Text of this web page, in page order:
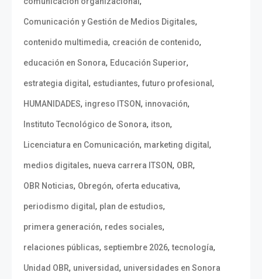
Comunicación y Gestión de Medios Digitales,
contenido multimedia, creación de contenido,
educación en Sonora, Educación Superior,
estrategia digital , estudiantes, futuro profesional ,
HUMANIDADES, ingreso ITSON, innovación,
Instituto Tecnológico de Sonora, itson,
Licenciatura en Comunicación, marketing digital ,
medios digitales, nueva carrera ITSON, OBR,
OBR Noticias, Obregón, oferta educativa,
periodismo digital , plan de estudios,
primera generación, redes sociales,
relaciones públicas, septiembre 2026,tecnología,
Unidad OBR, universidad, universidades en Sonora